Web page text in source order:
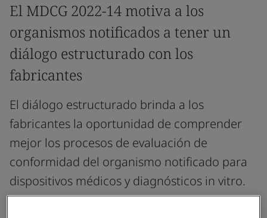
El MDCG 2022-14 motiva a los
organismos notificados a tener un
diálogo estructurado con los
fabricantes
El diálogo estructurado brinda a los
fabricantes la oportunidad de comprender
mejor los procesos de evaluación de
conformidad del organismo notificado para
dispositivos médicos y diagnósticos in vitro.